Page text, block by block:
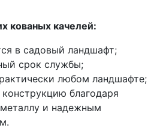
кованых качелей:
в садовый ландшафт;
срок службы;
любом ландшафте;
благодаря
и надежным